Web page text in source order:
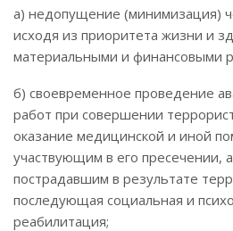
а) недопущение (минимизация)
исходя из приоритета жизни и
материальными и финансовыми
б) своевременное проведение
работ при совершении
оказание медицинской и иной
участвующим в его пресечении,
пострадавшим в результате
последующая социальная и
реабилитация;